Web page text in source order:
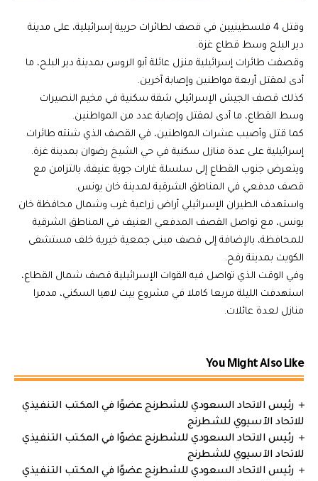
وقتل 4 فلسطينيين في قصف لطائرات حربية إسرائيلية، على مدينة
دير البلح وسط قطاع غزة.
وقصفت طائرات إسرائيلية منزل عائلة أبو الروس بمدينة دير البلح، ما
أدى لمقتل أربعة مواطنين وإصابة آخرين.
كذلك قصف الجيش الإسرائيلي شقة سكنية في مخيم النصيرات
وسط القطاع، ما أدى لمقتل وإصابة عدد من المواطنين.
كما قتل وأصيب عشرات المواطنين، في القصف الذي شنته طائرات
إسرائيلية على عدة منازل سكنية في حي الشيخ رضوان بمدينة غزة.
ويتعرض جنوب القطاع إلى سلسلة غارات جوية عنيفة، بالتزامن مع
قصف مدفعي في المناطق الشرقية لمدينة خان يونس.
واستهدف الطيران الإسرائيلي أراض زراعية غرب وشمال محافظة خان
يونس، مع تواصل القصف المدفعي العنيف في المناطق الشرقية
للمحافظة، بالإضافة إلى قصف مبنى جمعية خيرية خلف مستشفى
الكويت بمدينة رفح.
وفي الوقت الذي تواصل فيه القوات الإسرائيلية قصف شمال القطاع،
استهدفت الليلة مربعا كاملا في مشروع بيت لاهيا السكني، مدمرا
منازل لعدة عائلات.
You Might Also Like
رئيس الاتحاد السعودي للشطرنج عضوًا في المكتب التنفيذي
للاتحاد الآسيوي للشطرنج
رئيس الاتحاد السعودي للشطرنج عضوًا في المكتب التنفيذي
للاتحاد الآسيوي للشطرنج
رئيس الاتحاد السعودي للشطرنج عضوًا في المكتب التنفيذي